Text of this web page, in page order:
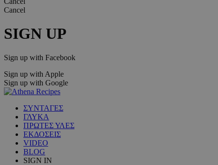
Cancel
SIGN UP
Sign up with Facebook
Sign up with Apple
Sign up with Google
ΣΥΝΤΑΓΕΣ
ΓΛΥΚΑ
ΠΡΩΤΕΣ ΥΛΕΣ
ΕΚΔΟΣΕΙΣ
VIDEO
BLOG
SIGN IN